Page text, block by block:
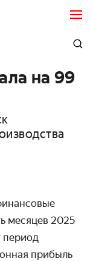
на 99
месяцев 2025
период
прибыль